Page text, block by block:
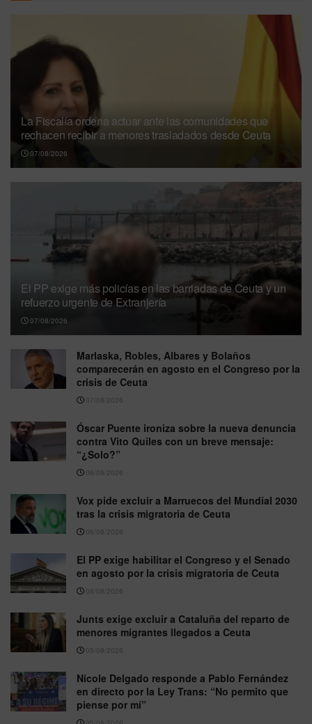
La Fiscalía ordena actuar ante las comunidades que
rechacen recibir a menores trasladados desde Ceuta
07/08/2026
El PP exige más policías en las barriadas de Ceuta y un
refuerzo urgente de Extranjería
07/08/2026
Marlaska, Robles, Albares y Bolaños
comparecerán en agosto en el Congreso por la
crisis de Ceuta
07/08/2026
Óscar Puente ironiza sobre la nueva denuncia
contra Vito Quiles con un breve mensaje:
“¿Solo?”
06/08/2026
Vox pide excluir a Marruecos del Mundial 2030
tras la crisis migratoria de Ceuta
06/08/2026
El PP exige habilitar el Congreso y el Senado
en agosto por la crisis migratoria de Ceuta
06/08/2026
Junts exige excluir a Cataluña del reparto de
menores migrantes llegados a Ceuta
05/08/2026
Nicole Delgado responde a Pablo Fernández
en directo por la Ley Trans: “No permito que
piense por mí”